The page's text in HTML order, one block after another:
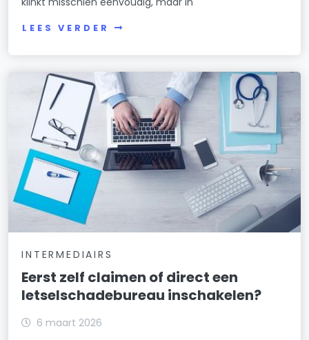
LEES VERDER
INTERMEDIAIRS
Eerst zelf claimen of direct een
letselschadebureau inschakelen?
6 maart 2026